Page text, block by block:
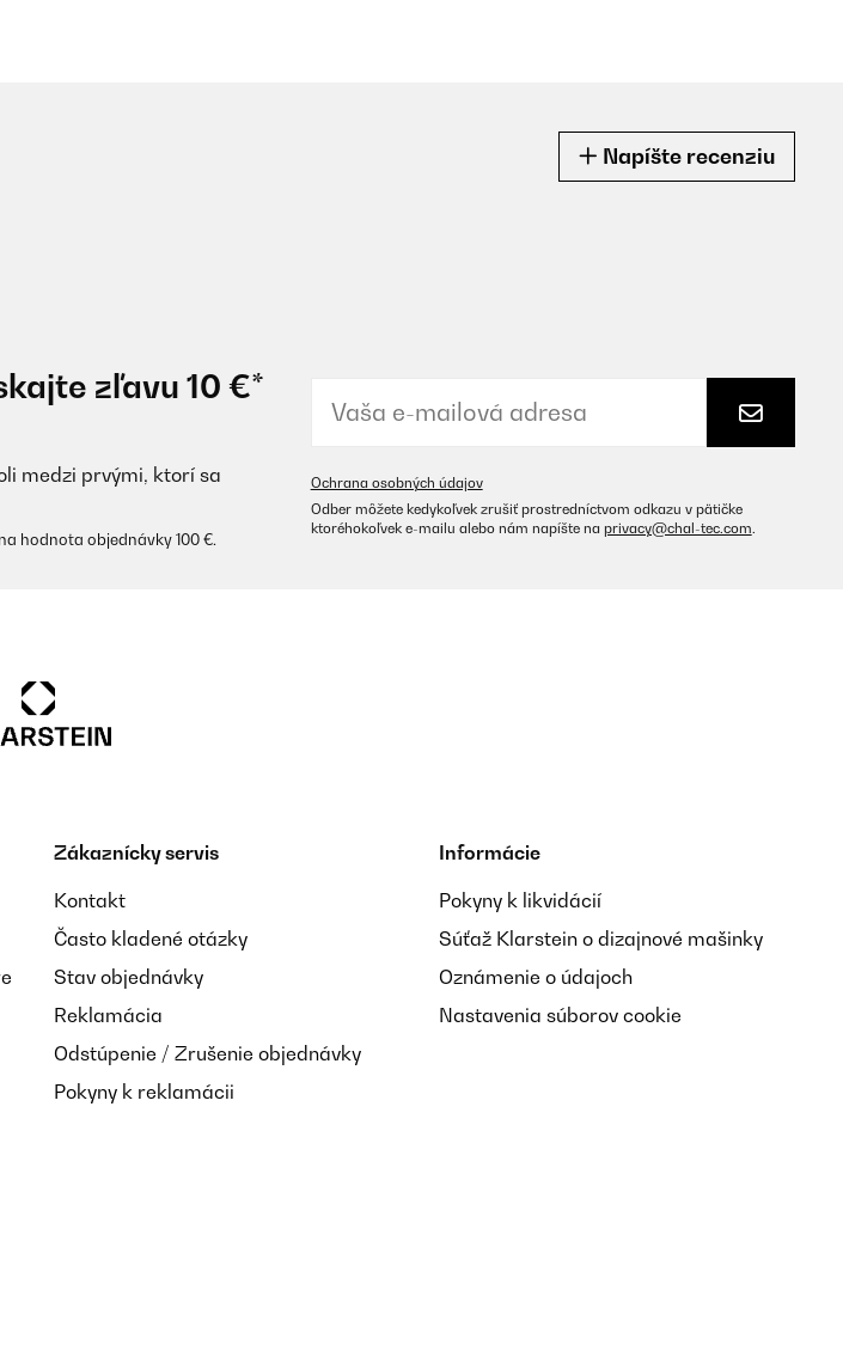
Napíšte recenziu
zľavu 10 €*
medzi prvými, ktorí sa
hodnota objednávky 100 €.
Ochrana osobných údajov
Odber môžete kedykoľvek zrušiť prostredníctvom odkazu v pätičke
ktoréhokoľvek e-mailu alebo nám napíšte na privacy@chal-tec.com.
Zákaznícky servis
Kontakt
Často kladené otázky
Stav objednávky
Reklamácia
Odstúpenie / Zrušenie objednávky
Pokyny k reklamácii
Informácie
Pokyny k likvidácií
Súťaž Klarstein o dizajnové mašinky
Oznámenie o údajoch
Nastavenia súborov cookie